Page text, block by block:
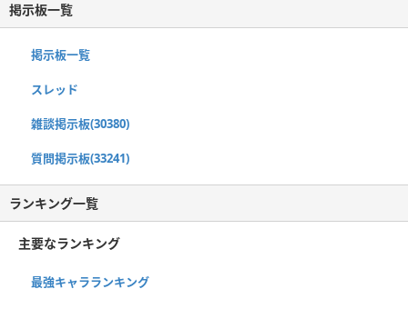
掲示板一覧
掲示板一覧
スレッド
雑談掲示板(30380)
質問掲示板(33241)
ランキング一覧
主要なランキング
最強キャラランキング